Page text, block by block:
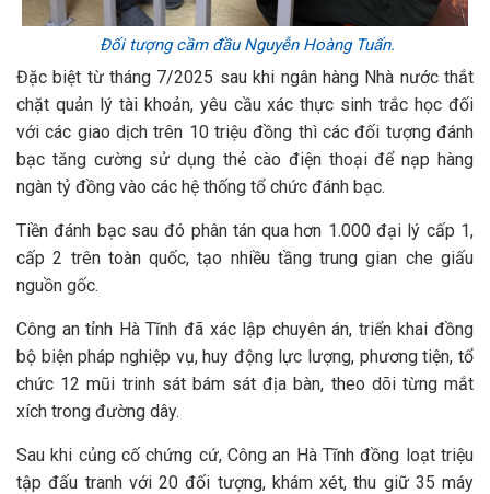
Đối tượng cầm đầu Nguyễn Hoàng Tuấn.
Đặc biệt từ tháng 7/2025 sau khi ngân hàng Nhà nước thắt
chặt quản lý tài khoản, yêu cầu xác thực sinh trắc học đối
với các giao dịch trên 10 triệu đồng thì các đối tượng đánh
bạc tăng cường sử dụng thẻ cào điện thoại để nạp hàng
ngàn tỷ đồng vào các hệ thống tổ chức đánh bạc.
Tiền đánh bạc sau đó phân tán qua hơn 1.000 đại lý cấp 1,
cấp 2 trên toàn quốc, tạo nhiều tầng trung gian che giấu
nguồn gốc.
Công an tỉnh Hà Tĩnh đã xác lập chuyên án, triển khai đồng
bộ biện pháp nghiệp vụ, huy động lực lượng, phương tiện, tổ
chức 12 mũi trinh sát bám sát địa bàn, theo dõi từng mắt
xích trong đường dây.
Sau khi củng cố chứng cứ, Công an Hà Tĩnh đồng loạt triệu
tập đấu tranh với 20 đối tượng, khám xét, thu giữ 35 máy